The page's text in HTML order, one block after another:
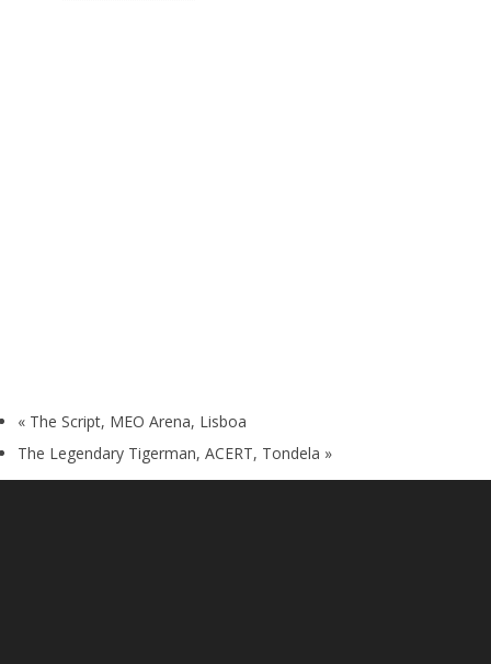
« The Script, MEO Arena, Lisboa
The Legendary Tigerman, ACERT, Tondela »